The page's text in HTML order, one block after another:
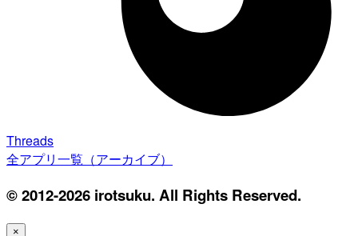
Threads
全アプリ一覧（アーカイブ）
© 2012-2026 irotsuku. All Rights Reserved.
×